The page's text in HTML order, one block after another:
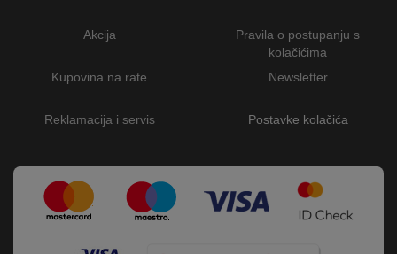
Akcija
Kupovina na rate
Reklamacija i servis
Pravila o postupanju s
kolačićima
Newsletter
Postavke kolačića